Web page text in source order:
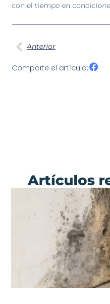
con el tiempo en
Anterior
Comparte el artículo:
Artículos